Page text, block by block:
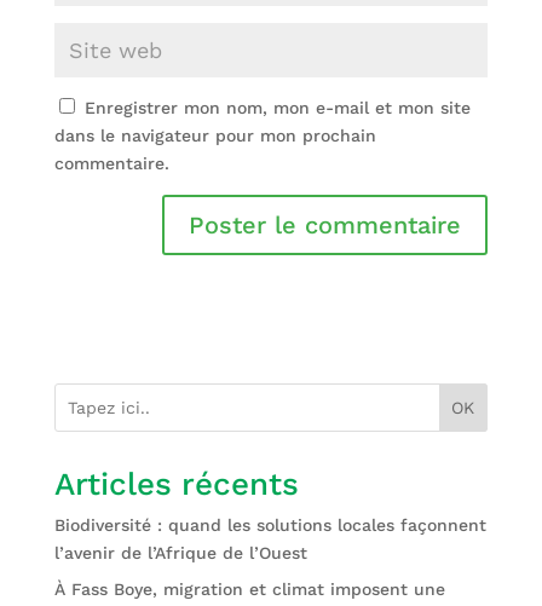
Enregistrer mon nom, mon e-mail et mon site
dans le navigateur pour mon prochain
commentaire.
OK
Articles récents
Biodiversité : quand les solutions locales façonnent
l’avenir de l’Afrique de l’Ouest
À Fass Boye, migration et climat imposent une